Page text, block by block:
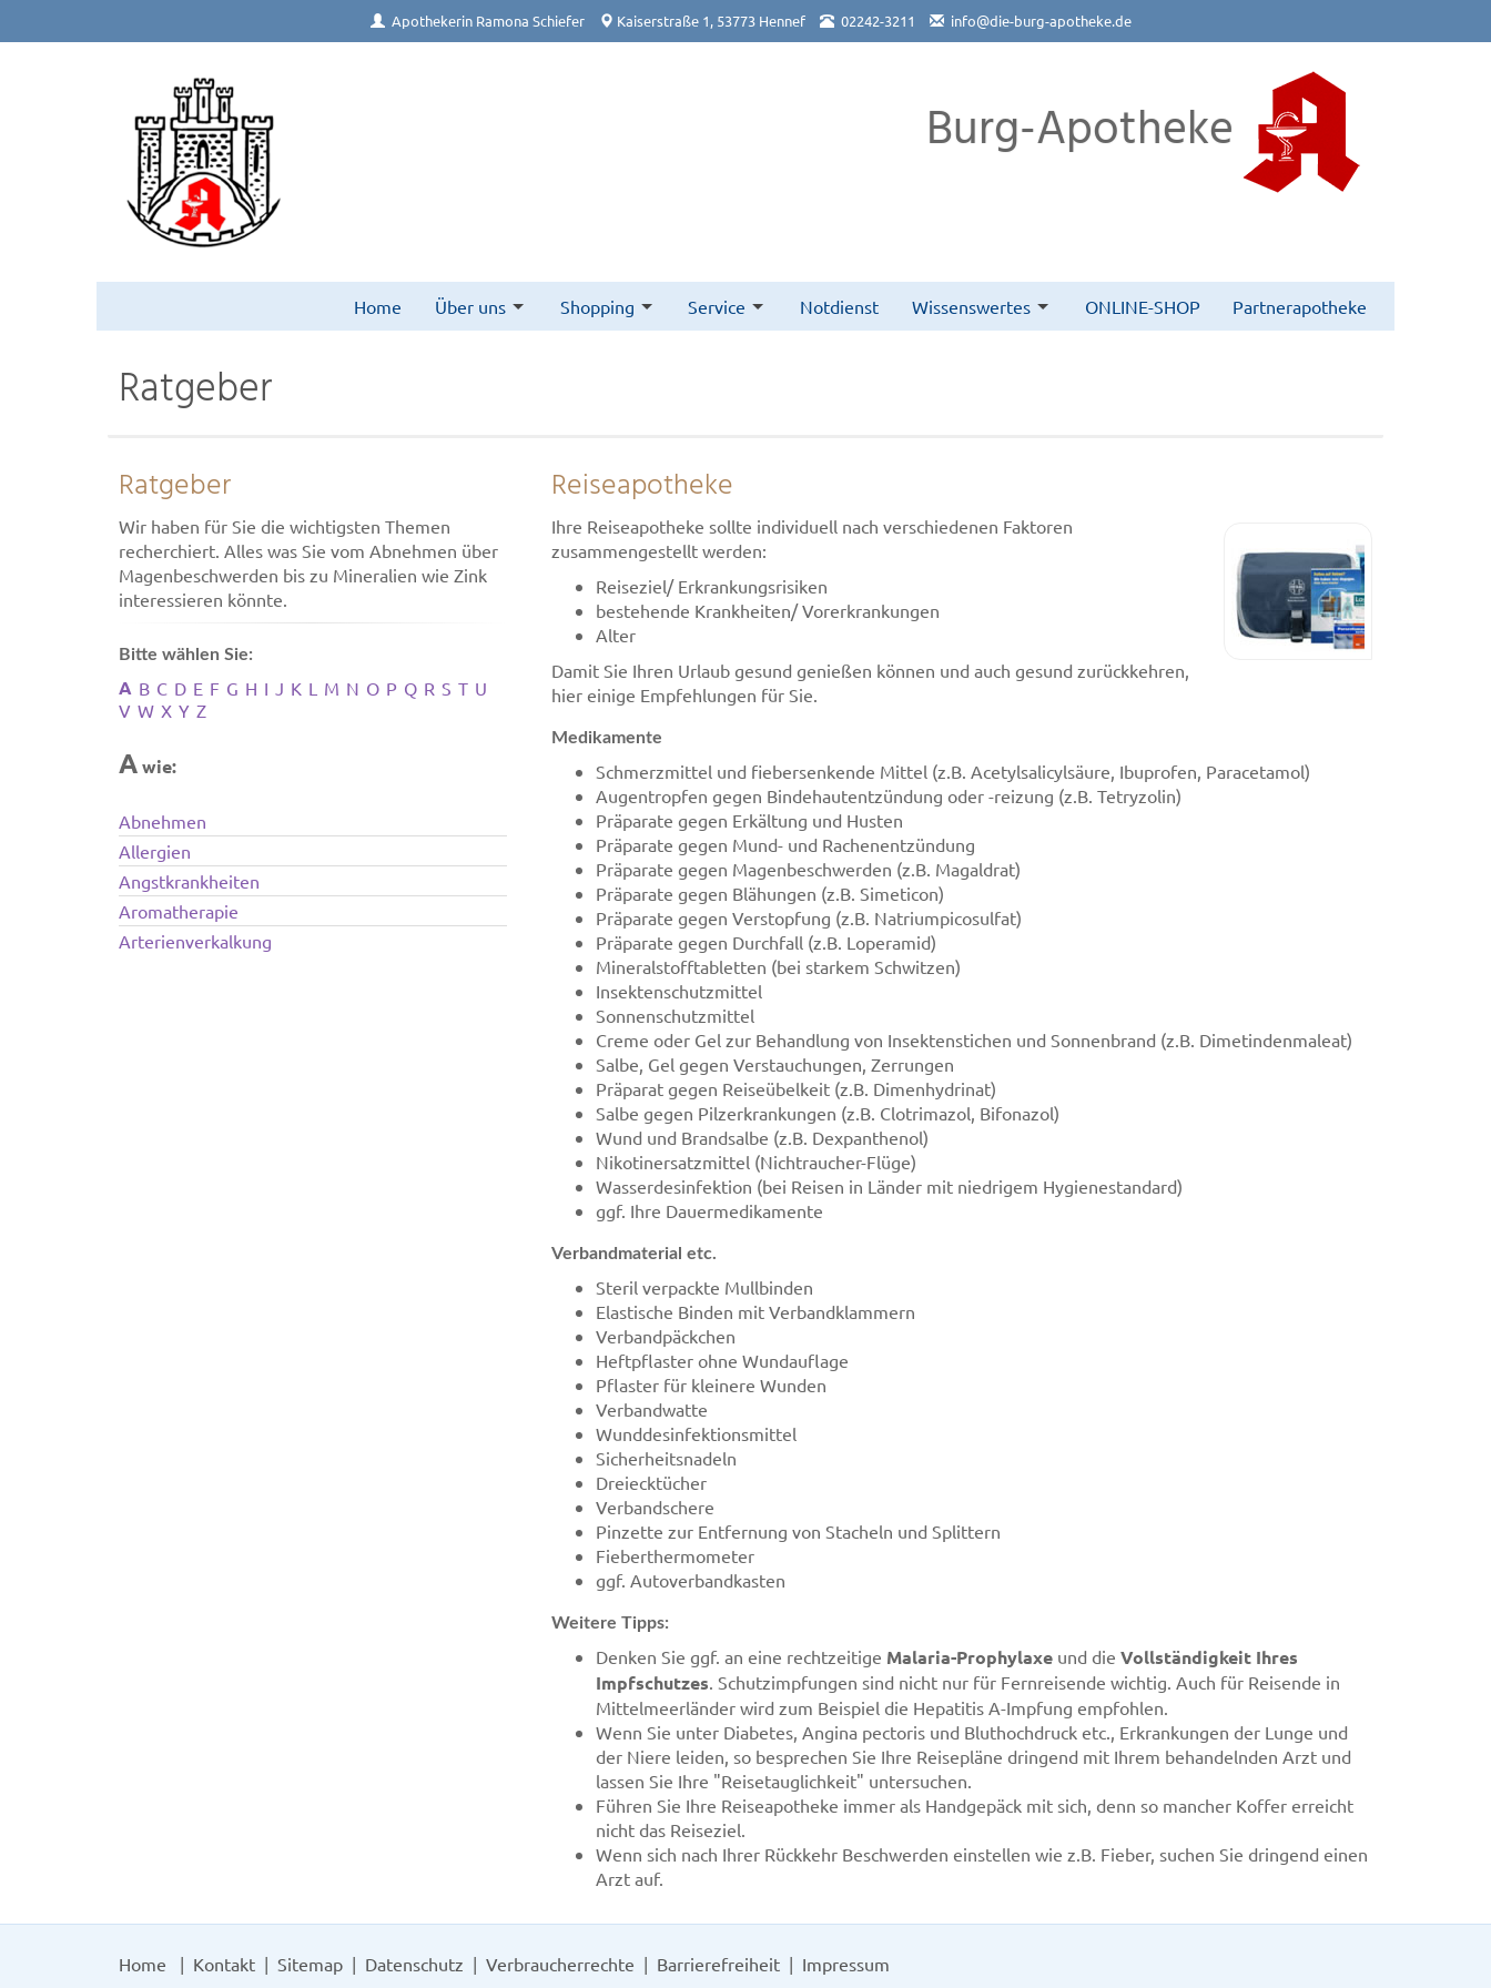
Apothekerin Ramona Schiefer Kaiserstraße 1, 53773 Hennef 02242-3211 info@die-burg-apotheke.de
Burg-Apotheke
Home Über uns Shopping Service Notdienst Wissenswertes ONLINE-SHOP Partnerapotheke
Ratgeber
Ratgeber
Wir haben für Sie die wichtigsten Themen
recherchiert. Alles was Sie vom Abnehmen über
Magenbeschwerden bis zu Mineralien wie Zink
interessieren könnte.
Bitte wählen Sie:
A B C D E F G H I J K L M N O P Q R S T U
V W X Y Z
Awie:
Abnehmen
Allergien
Angstkrankheiten
Aromatherapie
Arterienverkalkung
Reiseapotheke
Ihre Reiseapotheke sollte individuell nach verschiedenen Faktoren
zusammengestellt werden:
Reiseziel/ Erkrankungsrisiken
bestehende Krankheiten/ Vorerkrankungen
Alter
Damit Sie Ihren Urlaub gesund genießen können und auch gesund zurückkehren,
hier einige Empfehlungen für Sie.
Medikamente
Schmerzmittel und fiebersenkende Mittel (z.B. Acetylsalicylsäure, Ibuprofen, Paracetamol)
Augentropfen gegen Bindehautentzündung oder -reizung (z.B. Tetryzolin)
Präparate gegen Erkältung und Husten
Präparate gegen Mund- und Rachenentzündung
Präparate gegen Magenbeschwerden (z.B. Magaldrat)
Präparate gegen Blähungen (z.B. Simeticon)
Präparate gegen Verstopfung (z.B. Natriumpicosulfat)
Präparate gegen Durchfall (z.B. Loperamid)
Mineralstofftabletten (bei starkem Schwitzen)
Insektenschutzmittel
Sonnenschutzmittel
Creme oder Gel zur Behandlung von Insektenstichen und Sonnenbrand (z.B. Dimetindenmaleat)
Salbe, Gel gegen Verstauchungen, Zerrungen
Präparat gegen Reiseübelkeit (z.B. Dimenhydrinat)
Salbe gegen Pilzerkrankungen (z.B. Clotrimazol, Bifonazol)
Wund und Brandsalbe (z.B. Dexpanthenol)
Nikotinersatzmittel (Nichtraucher-Flüge)
Wasserdesinfektion (bei Reisen in Länder mit niedrigem Hygienestandard)
ggf. Ihre Dauermedikamente
Verbandmaterial etc.
Steril verpackte Mullbinden
Elastische Binden mit Verbandklammern
Verbandpäckchen
Heftpflaster ohne Wundauflage
Pflaster für kleinere Wunden
Verbandwatte
Wunddesinfektionsmittel
Sicherheitsnadeln
Dreiecktücher
Verbandschere
Pinzette zur Entfernung von Stacheln und Splittern
Fieberthermometer
ggf. Autoverbandkasten
Weitere Tipps:
Denken Sie ggf. an eine rechtzeitige Malaria-Prophylaxe und die Vollständigkeit Ihres
Impfschutzes. Schutzimpfungen sind nicht nur für Fernreisende wichtig. Auch für Reisende in
Mittelmeerländer wird zum Beispiel die Hepatitis A-Impfung empfohlen.
Wenn Sie unter Diabetes, Angina pectoris und Bluthochdruck etc., Erkrankungen der Lunge und
der Niere leiden, so besprechen Sie Ihre Reisepläne dringend mit Ihrem behandelnden Arzt und
lassen Sie Ihre "Reisetauglichkeit" untersuchen.
Führen Sie Ihre Reiseapotheke immer als Handgepäck mit sich, denn so mancher Koffer erreicht
nicht das Reiseziel.
Wenn sich nach Ihrer Rückkehr Beschwerden einstellen wie z.B. Fieber, suchen Sie dringend einen
Arzt auf.
Home Kontakt Sitemap Datenschutz Verbraucherrechte Barrierefreiheit Impressum